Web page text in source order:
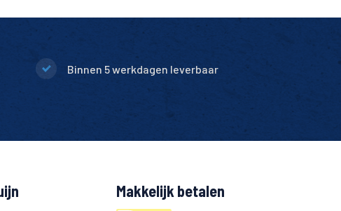
Binnen 5 werkdagen leverbaar
Makkelijk betalen